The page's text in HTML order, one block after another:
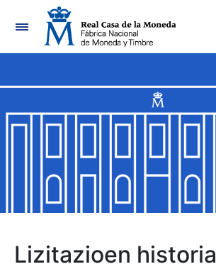
Nabigazioa
Erakutsi/Ezkutatu
Erakutsi/Ezkutatu
Erakutsi/Ezkutatu
Lizitazioen historia